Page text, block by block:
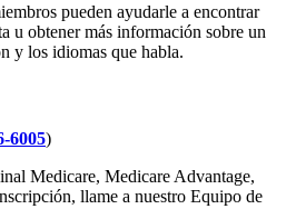
pueden ayudarle a encontrar
u obtener más información sobre un
y los idiomas que habla.
6005)
Medicare, Medicare Advantage,
llame a nuestro Equipo de